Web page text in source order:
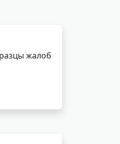
жалоб